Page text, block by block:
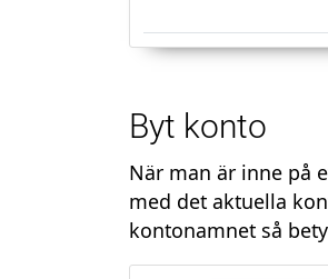
Byt konto
När man är inne på
med det aktuella
kontonamnet så